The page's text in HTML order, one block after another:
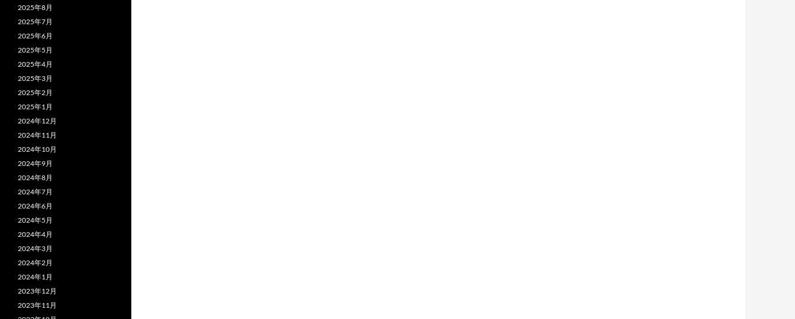
2025年8月
2025年7月
2025年6月
2025年5月
2025年4月
2025年3月
2025年2月
2025年1月
2024年12月
2024年11月
2024年10月
2024年9月
2024年8月
2024年7月
2024年6月
2024年5月
2024年4月
2024年3月
2024年2月
2024年1月
2023年12月
2023年11月